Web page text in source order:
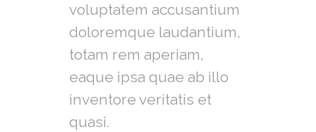
voluptatem accusantium
doloremque laudantium,
totam rem aperiam,
eaque ipsa quae ab illo
inventore veritatis et
quasi.